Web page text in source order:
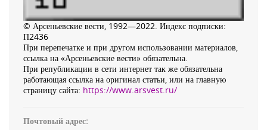
© Арсеньевские вести, 1992—2022. Индекс подписки:
П2436
При перепечатке и при другом использовании материалов,
ссылка на «Арсеньевские вести» обязательна.
При републикации в сети интернет так же обязательна
работающая ссылка на оригинал статьи, или на главную
страницу сайта: https://www.arsvest.ru/
Почтовый адрес: